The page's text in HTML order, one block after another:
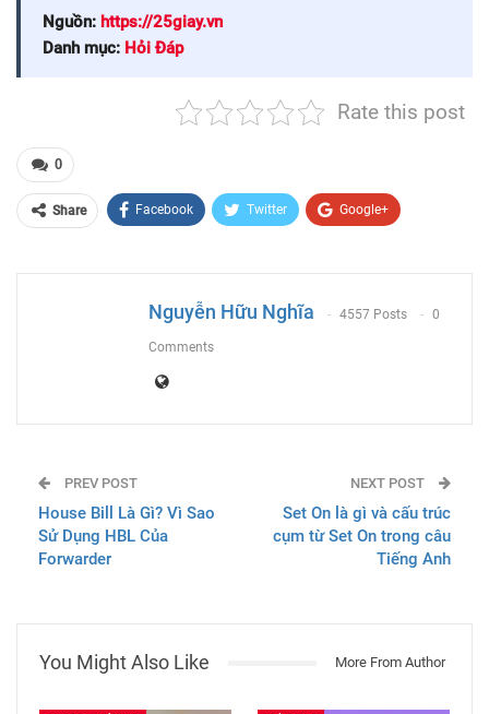
Nguồn: https://25giay.vn
Danh mục: Hỏi Đáp
Rate this post
0
Share Facebook Twitter Google+
Nguyễn Hữu Nghĩa 4557 Posts 0
Comments
PREV POST
House Bill Là Gì? Vì Sao
Sử Dụng HBL Của
Forwarder
NEXT POST
Set On là gì và cấu trúc
cụm từ Set On trong câu
Tiếng Anh
You Might Also Like More From Author